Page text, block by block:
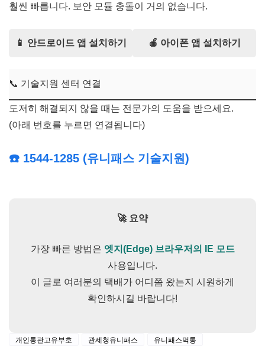
훨씬 빠릅니다. 보안 모듈 충돌이 거의 없습니다.
📱 안드로이드 앱 설치하기 🍎 아이폰 앱 설치하기
📞 기술지원 센터 연결
도저히 해결되지 않을 때는 전문가의 도움을 받으세요.
(아래 번호를 누르면 연결됩니다)
☎️ 1544-1285 (유니패스 기술지원)
🚀 요약
가장 빠른 방법은 엣지(Edge) 브라우저의 IE 모드
사용입니다.
이 글로 여러분의 택배가 어디쯤 왔는지 시원하게
확인하시길 바랍니다!
개인통관고유부호 관세청유니패스
유니패스먹통